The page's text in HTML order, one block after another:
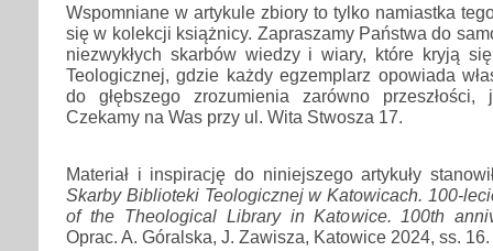
Wspomniane w artykule zbiory to tylko namiastka
się w kolekcji książnicy. Zapraszamy Państwa do
niezwykłych skarbów wiedzy i wiary, które kryją
Teologicznej, gdzie każdy egzemplarz opowiada
do głębszego zrozumienia zarówno przeszłości,
Czekamy na Was przy ul. Wita Stwosza 17.
Materiał i inspirację do niniejszego artykuły
Skarby Biblioteki Teologicznej w Katowicach. 100-
of the Theological Library in Katowice. 100th
Oprac. A. Góralska, J. Zawisza, Katowice 2024, ss. 16.